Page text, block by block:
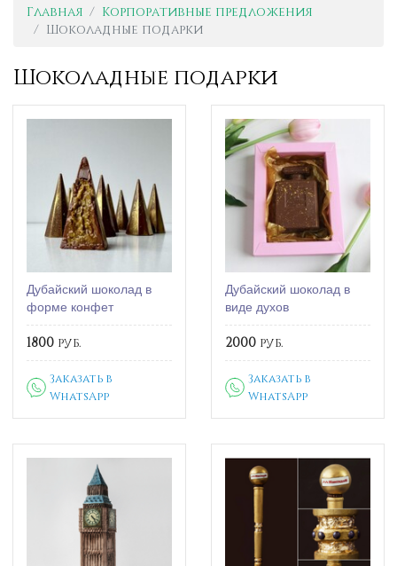
Главная
Корпоративные предложения
Шоколадные подарки
Шоколадные подарки
Дубайский шоколад в
форме конфет
1800 руб.
Заказать в
WhatsApp
Дубайский шоколад в
виде духов
2000 руб.
Заказать в
WhatsApp